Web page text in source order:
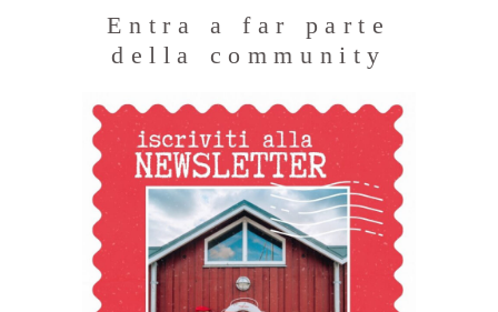
Entra a far parte
della community